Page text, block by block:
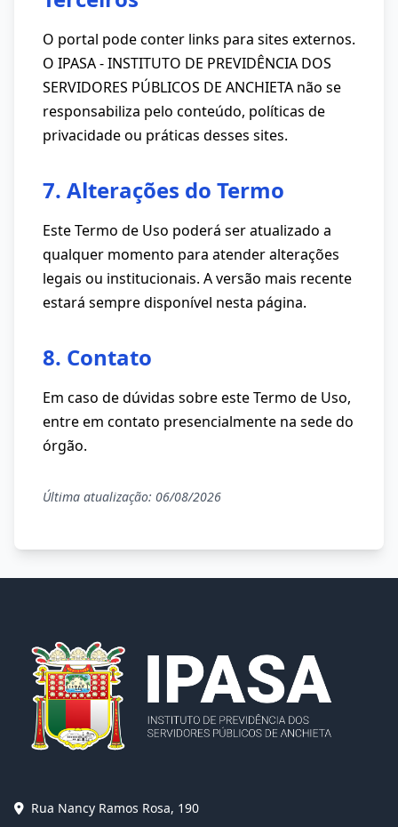
O portal pode conter links para sites externos.
O IPASA - INSTITUTO DE PREVIDÊNCIA DOS
SERVIDORES PÚBLICOS DE ANCHIETA não se
responsabiliza pelo conteúdo, políticas de
privacidade ou práticas desses sites.
7. Alterações do Termo
Este Termo de Uso poderá ser atualizado a
qualquer momento para atender alterações
legais ou institucionais. A versão mais recente
estará sempre disponível nesta página.
8. Contato
Em caso de dúvidas sobre este Termo de Uso,
entre em contato presencialmente na sede do
órgão.
Última atualização: 06/08/2026
Rua Nancy Ramos Rosa, 190